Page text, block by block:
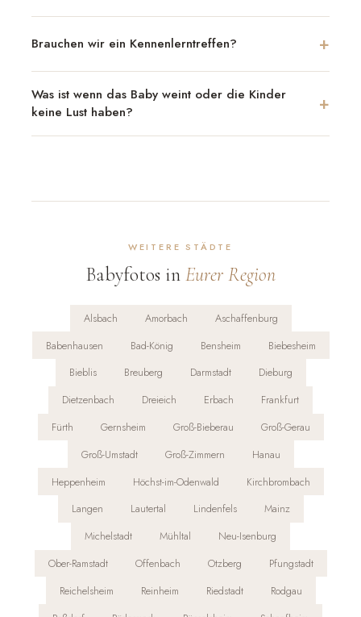
Brauchen wir ein Kennenlerntreffen?
Was ist wenn das Baby weint oder die Kinder
keine Lust haben?
WEITERE STÄDTE
Babyfotos in Eurer Region
Alsbach Amorbach
Aschaffenburg
Babenhausen
Bad-König Bensheim
Biebesheim
Bieblis
Breuberg Darmstadt
Dieburg
Dietzenbach
Dreieich Erbach
Frankfurt
Fürth
Gernsheim Groß-Bieberau
Groß-Gerau
Groß-Umstadt
Groß-Zimmern
Hanau
Heppenheim
Höchst-im-Odenwald
Kirchbrombach
Langen
Lautertal Lindenfels
Mainz
Michelstadt
Mühltal
Neu-Isenburg
Ober-Ramstadt
Offenbach Otzberg
Pfungstadt
Reichelsheim
Reinheim Riedstadt
Rodgau